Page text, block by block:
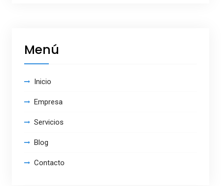
Menú
Inicio
Empresa
Servicios
Blog
Contacto